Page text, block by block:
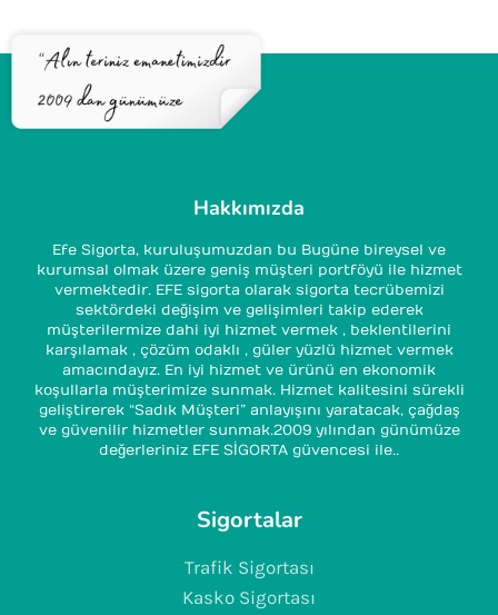
Hakkımızda
Efe Sigorta, kuruluşumuzdan bu Bugüne bireysel ve
kurumsal olmak üzere geniş müşteri portföyü ile hizmet
vermektedir. EFE sigorta olarak sigorta tecrübemizi
sektördeki değişim ve gelişimleri takip ederek
müşterilermize dahi iyi hizmet vermek , beklentilerini
karşılamak , çözüm odaklı , güler yüzlü hizmet vermek
amacındayız. En iyi hizmet ve ürünü en ekonomik
koşullarla müşterimize sunmak. Hizmet kalitesini sürekli
geliştirerek “Sadık Müşteri” anlayışını yaratacak, çağdaş
ve güvenilir hizmetler sunmak.2009 yılından günümüze
değerleriniz EFE SİGORTA güvencesi ile..
Sigortalar
Trafik Sigortası
Kasko Sigortası